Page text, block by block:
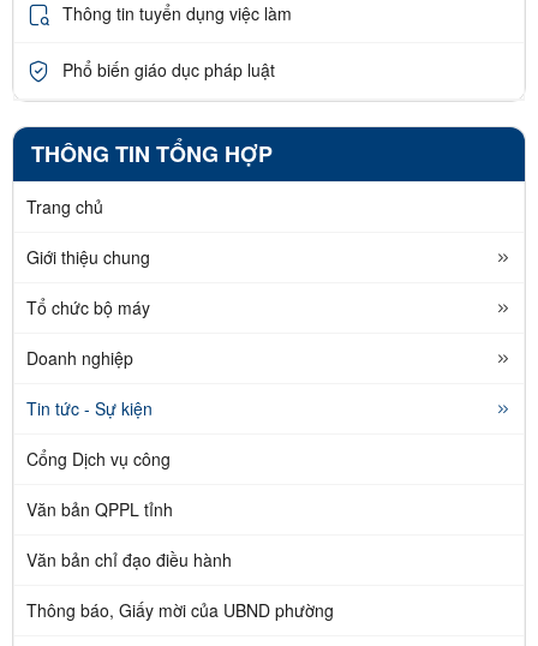
Thông tin tuyển dụng việc làm
Phổ biến giáo dục pháp luật
THÔNG TIN TỔNG HỢP
Trang chủ
Giới thiệu chung
Tổ chức bộ máy
Doanh nghiệp
Tin tức - Sự kiện
Cổng Dịch vụ công
Văn bản QPPL tỉnh
Văn bản chỉ đạo điều hành
Thông báo, Giấy mời của UBND phường